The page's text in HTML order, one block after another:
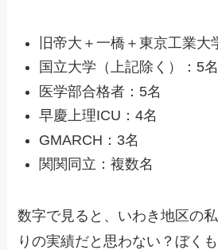
旧帝大＋一橋＋東京工業大
国立大学（上記除く）：5名
医学部合格者：5名
早慶上理ICU：4名
GMARCH：3名
関関同立：複数名
数字で見ると、いわき地区の
りの実績だと思わない？ぼく